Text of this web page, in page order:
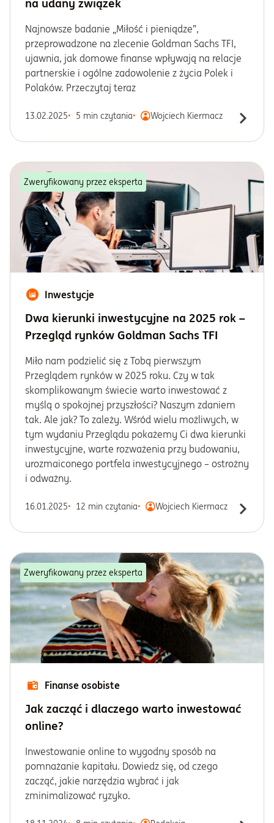
na udany związek
Najnowsze badanie „Miłość i pieniądze”,
przeprowadzone na zlecenie Goldman Sachs TFI,
ujawnia, jak domowe finanse wpływają na relacje
partnerskie i ogólne zadowolenie z życia Polek i
Polaków. Przeczytaj teraz
13.02.2025 5 min czytania Wojciech Kiermacz
Zweryfikowany przez eksperta
Inwestycje
Dwa kierunki inwestycyjne na 2025 rok –
Przegląd rynków Goldman Sachs TFI
Miło nam podzielić się z Tobą pierwszym
Przeglądem rynków w 2025 roku. Czy w tak
skomplikowanym świecie warto inwestować z
myślą o spokojnej przyszłości? Naszym zdaniem
tak. Ale jak? To zależy. Wśród wielu możliwych, w
tym wydaniu Przeglądu pokażemy Ci dwa kierunki
inwestycyjne, warte rozważenia przy budowaniu,
urozmaiconego portfela inwestycyjnego – ostrożny
i odważny.
16.01.2025 12 min czytania Wojciech Kiermacz
Zweryfikowany przez eksperta
Finanse osobiste
Jak zacząć i dlaczego warto inwestować
online?
Inwestowanie online to wygodny sposób na
pomnażanie kapitału. Dowiedz się, od czego
zacząć, jakie narzędzia wybrać i jak
zminimalizować ryzyko.